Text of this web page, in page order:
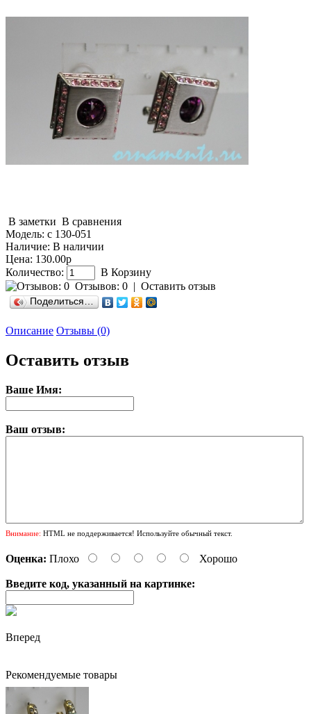
В заметки В сравнения
Модель: с 130-051
Наличие: В наличии
Цена: 130.00р
Количество:
В Корзину
Отзывов: 0 | Оставить отзыв
Поделиться…
Описание Отзывы (0)
Оставить отзыв
Ваше Имя:
Ваш отзыв:
Внимание: HTML не поддерживается! Используйте обычный текст.
Оценка: Плохо Хорошо
Введите код, указанный на картинке:
Вперед
Рекомендуемые товары